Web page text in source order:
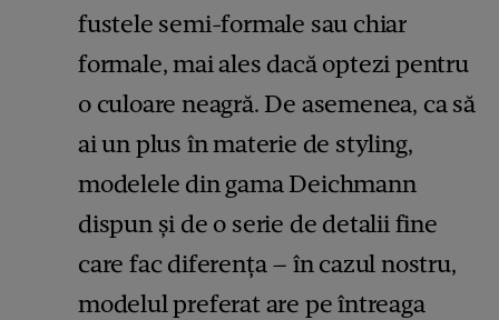
fustele semi-formale sau chiar
formale, mai ales dacă optezi pentru
o culoare neagră. De asemenea, ca să
ai un plus în materie de styling,
modelele din gama Deichmann
dispun și de o serie de detalii fine
care fac diferența – în cazul nostru,
modelul preferat are pe întreaga